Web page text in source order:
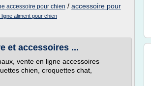
accessoire pour chien / accessoire pour
aliment pour chien
et accessoires ...
vente en ligne accessoires
chien, croquettes chat,